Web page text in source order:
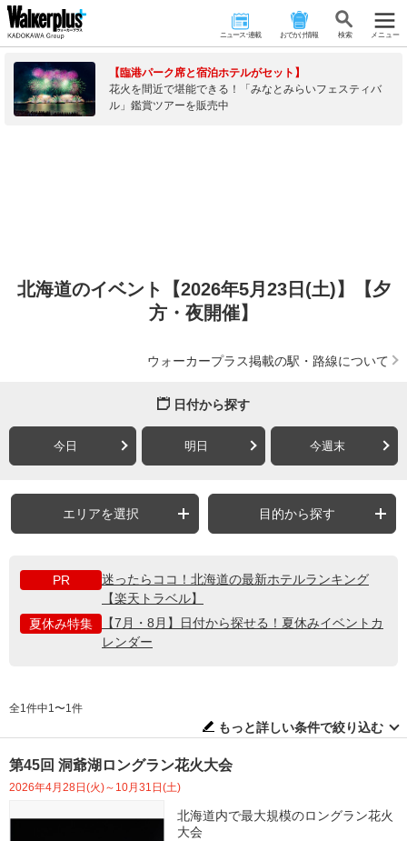
ニュース･連載 おでかけ情報 検 索 メニュー
【臨港パーク席と宿泊ホテルがセット】
花火を間近で堪能できる！「みなとみらいフェスティバ
ル」鑑賞ツアーを販売中
北海道のイベント【2026年5月23日(土)】【夕
方・夜開催】
ウォーカープラス掲載の駅・路線について
日付から探す
今日 明日 今週末
エリアを選択 目的から探す
PR
迷ったらココ！北海道の最新ホテルランキング
【楽天トラベル】
夏休み特集
【7月・8月】日付から探せる！夏休みイベントカ
レンダー
全1件中1〜1件
もっと詳しい条件で絞り込む
第45回 洞爺湖ロングラン花火大会
2026年4月28日(火)～10月31日(土)
北海道内で最大規模のロングラン花火
大会